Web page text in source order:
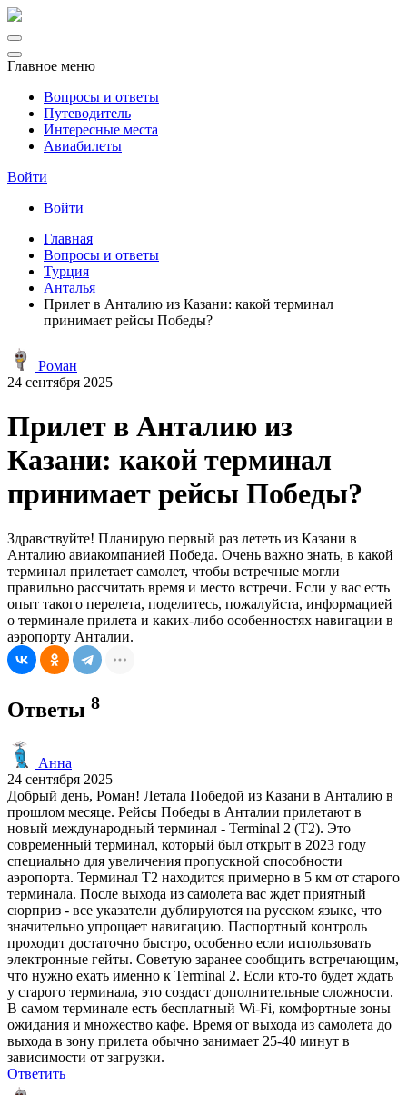
Главное меню
Вопросы и ответы
Путеводитель
Интересные места
Авиабилеты
Войти
Войти
Главная
Вопросы и ответы
Турция
Анталья
Прилет в Анталию из Казани: какой терминал
принимает рейсы Победы?
Роман
24 сентября 2025
Прилет в Анталию из
Казани: какой терминал
принимает рейсы Победы?
Здравствуйте! Планирую первый раз лететь из Казани в
Анталию авиакомпанией Победа. Очень важно знать, в какой
терминал прилетает самолет, чтобы встречные могли
правильно рассчитать время и место встречи. Если у вас есть
опыт такого перелета, поделитесь, пожалуйста, информацией
о терминале прилета и каких-либо особенностях навигации в
аэропорту Анталии.
Ответы 8
Анна
24 сентября 2025
Добрый день, Роман! Летала Победой из Казани в Анталию в
прошлом месяце. Рейсы Победы в Анталии прилетают в
новый международный терминал - Terminal 2 (T2). Это
современный терминал, который был открыт в 2023 году
специально для увеличения пропускной способности
аэропорта. Терминал T2 находится примерно в 5 км от старого
терминала. После выхода из самолета вас ждет приятный
сюрприз - все указатели дублируются на русском языке, что
значительно упрощает навигацию. Паспортный контроль
проходит достаточно быстро, особенно если использовать
электронные гейты. Советую заранее сообщить встречающим,
что нужно ехать именно к Terminal 2. Если кто-то будет ждать
у старого терминала, это создаст дополнительные сложности.
В самом терминале есть бесплатный Wi-Fi, комфортные зоны
ожидания и множество кафе. Время от выхода из самолета до
выхода в зону прилета обычно занимает 25-40 минут в
зависимости от загрузки.
Ответить